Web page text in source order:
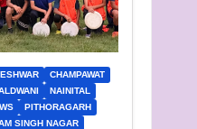
CHAMPAWAT
NAINITAL
PITHORAGARH
SINGH NAGAR